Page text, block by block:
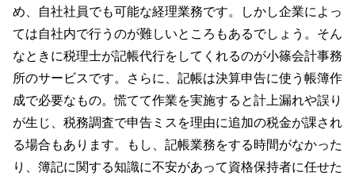
め、自社社員でも可能な経理業務です。しかし企業によっ
ては自社内で行うのが難しいところもあるでしょう。そん
なときに税理士が記帳代行をしてくれるのが小篠会計事務
所のサービスです。さらに、記帳は決算申告に使う帳簿作
成で必要なもの。慌てて作業を実施すると計上漏れや誤り
が生じ、税務調査で申告ミスを理由に追加の税金が課され
る場合もあります。もし、記帳業務をする時間がなかった
り、簿記に関する知識に不安があって資格保持者に任せた